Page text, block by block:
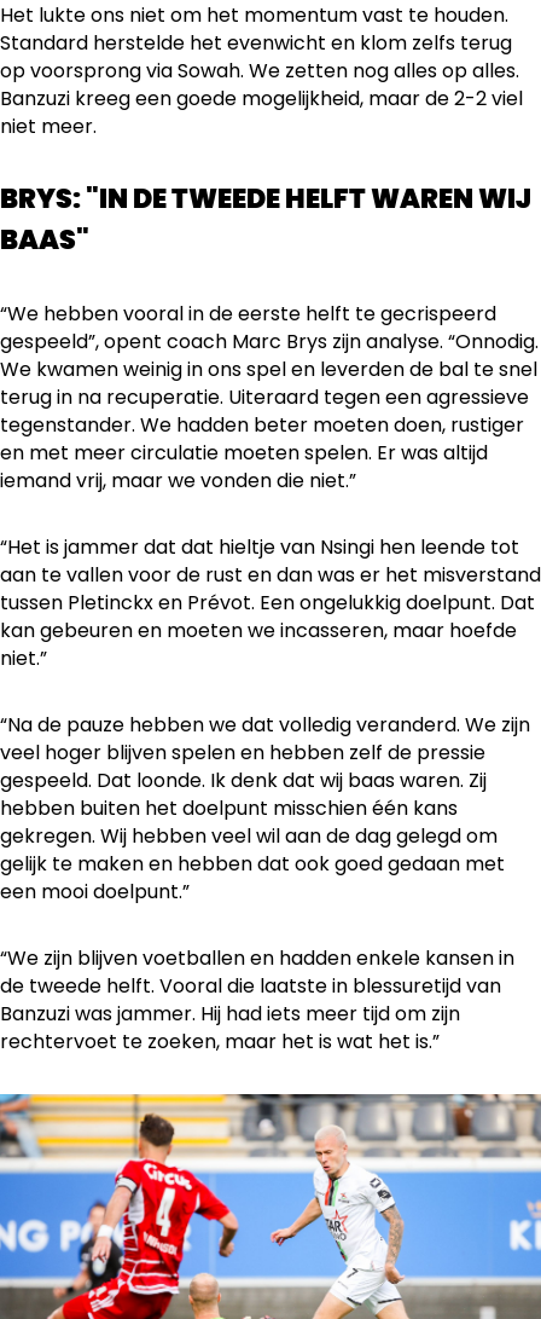
Het lukte ons niet om het momentum vast te houden.
Standard herstelde het evenwicht en klom zelfs terug
op voorsprong via Sowah. We zetten nog alles op alles.
Banzuzi kreeg een goede mogelijkheid, maar de 2-2 viel
niet meer.
BRYS: "IN DE TWEEDE HELFT WAREN WIJ
BAAS"
“We hebben vooral in de eerste helft te gecrispeerd
gespeeld”, opent coach Marc Brys zijn analyse. “Onnodig.
We kwamen weinig in ons spel en leverden de bal te snel
terug in na recuperatie. Uiteraard tegen een agressieve
tegenstander. We hadden beter moeten doen, rustiger
en met meer circulatie moeten spelen. Er was altijd
iemand vrij, maar we vonden die niet.”
“Het is jammer dat dat hieltje van Nsingi hen leende tot
aan te vallen voor de rust en dan was er het misverstand
tussen Pletinckx en Prévot. Een ongelukkig doelpunt. Dat
kan gebeuren en moeten we incasseren, maar hoefde
niet.”
“Na de pauze hebben we dat volledig veranderd. We zijn
veel hoger blijven spelen en hebben zelf de pressie
gespeeld. Dat loonde. Ik denk dat wij baas waren. Zij
hebben buiten het doelpunt misschien één kans
gekregen. Wij hebben veel wil aan de dag gelegd om
gelijk te maken en hebben dat ook goed gedaan met
een mooi doelpunt.”
“We zijn blijven voetballen en hadden enkele kansen in
de tweede helft. Vooral die laatste in blessuretijd van
Banzuzi was jammer. Hij had iets meer tijd om zijn
rechtervoet te zoeken, maar het is wat het is.”